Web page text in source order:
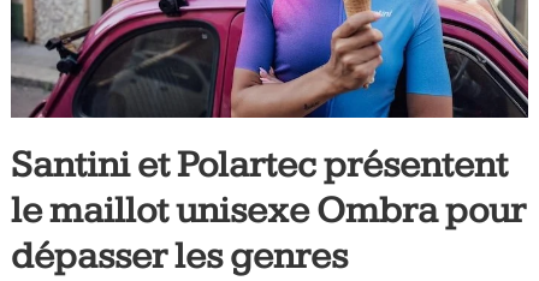
Tous
les
jours,
votre
vélo
et
triathlon
Santini et Polartec présentent
le maillot unisexe Ombra pour
dépasser les genres